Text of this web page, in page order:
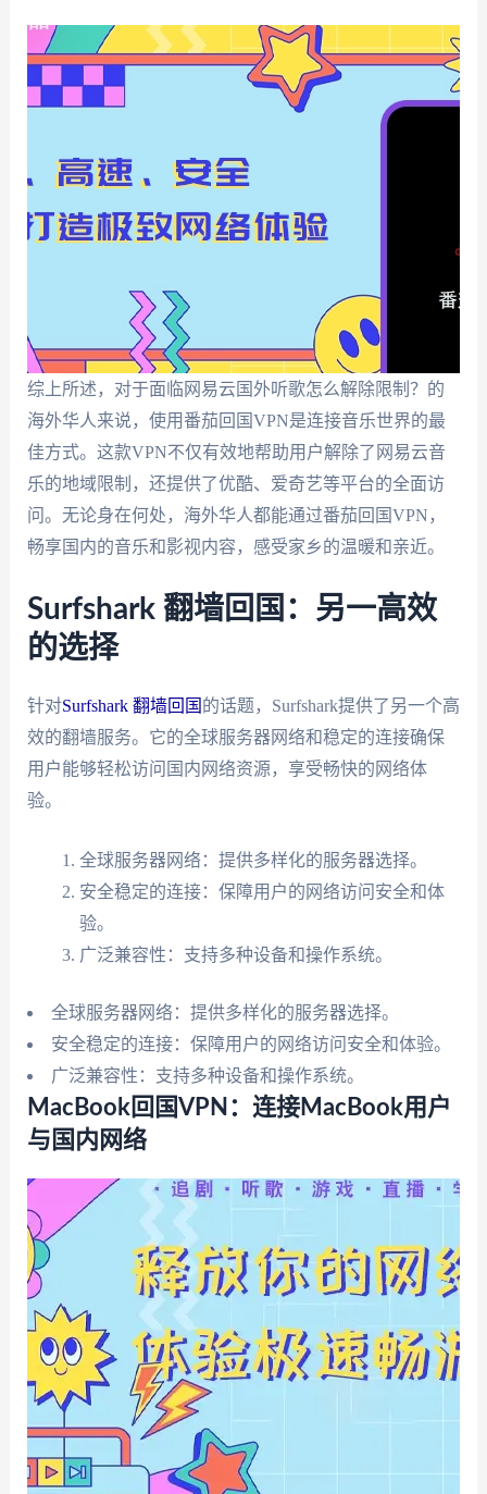
综上所述，对于面临网易云国外听歌怎么解除限制？的
海外华人来说，使用番茄回国VPN是连接音乐世界的最
佳方式。这款VPN不仅有效地帮助用户解除了网易云音
乐的地域限制，还提供了优酷、爱奇艺等平台的全面访
问。无论身在何处，海外华人都能通过番茄回国VPN，
畅享国内的音乐和影视内容，感受家乡的温暖和亲近。
Surfshark 翻墙回国：另一高效
的选择
针对Surfshark 翻墙回国 的话题，Surfshark提供了另一个高
效的翻墙服务。它的全球服务器网络和稳定的连接确保
用户能够轻松访问国内网络资源，享受畅快的网络体
验。
全球服务器网络：提供多样化的服务器选择。
安全稳定的连接：保障用户的网络访问安全和体
验。
广泛兼容性：支持多种设备和操作系统。
全球服务器网络：提供多样化的服务器选择。
安全稳定的连接：保障用户的网络访问安全和体验。
广泛兼容性：支持多种设备和操作系统。
MacBook回国VPN：连接MacBook用户
与国内网络